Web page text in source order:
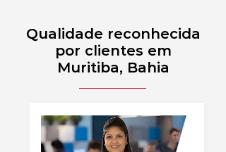
Qualidade reconhecida
por clientes em
Muritiba, Bahia